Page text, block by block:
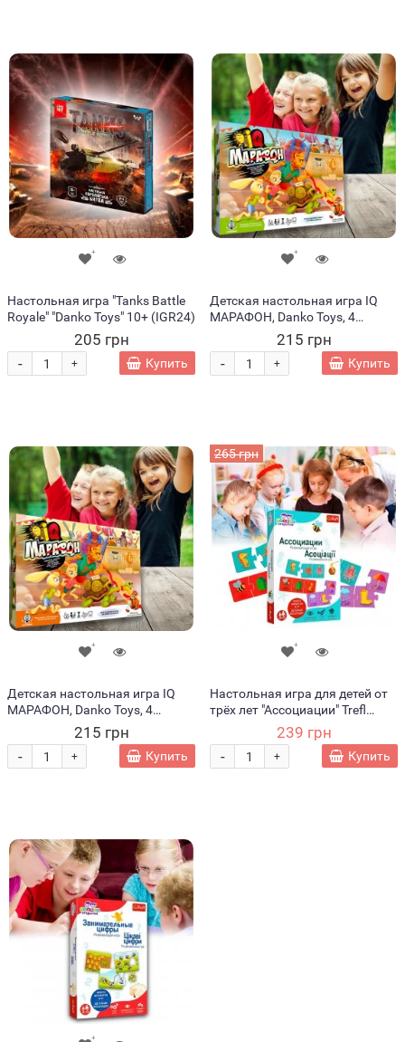
Настольная игра "Tanks Battle
Royale" "Danko Toys" 10+ (IGR24)
205 грн
+
- Купить
Детская настольная игра IQ
МАРАФОН, Danko Toys, 4
варианта правил, русский
язык (IGR24)
215 грн
+
- Купить
Детская настольная игра IQ
МАРАФОН, Danko Toys, 4
варианта правил, украинский
язык (IGR24)
215 грн
+
- Купить
265 грн
Настольная игра для детей от
трёх лет "Ассоциации" Trefl
239 грн
+
- Купить